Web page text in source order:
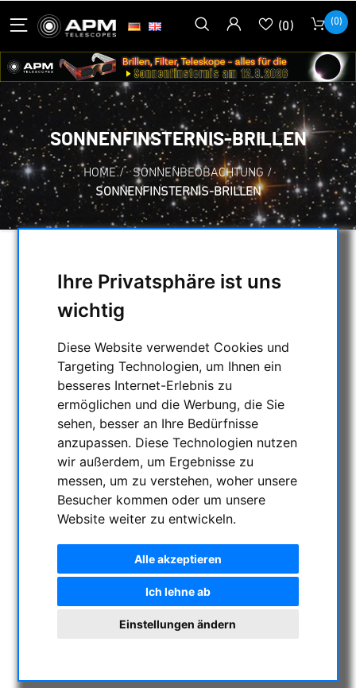
Ihre Privatsphäre ist uns
wichtig
Diese Website verwendet Cookies und
Targeting Technologien, um Ihnen ein
besseres Internet-Erlebnis zu
ermöglichen und die Werbung, die Sie
sehen, besser an Ihre Bedürfnisse
anzupassen. Diese Technologien nutzen
wir außerdem, um Ergebnisse zu
messen, um zu verstehen, woher unsere
Besucher kommen oder um unsere
Website weiter zu entwickeln.
Alle akzeptieren
Ich lehne ab
Einstellungen ändern
(0) (0)
SONNENFINSTERNIS-BRILLEN
HOME / SONNENBEOBACHTUNG /
SONNENFINSTERNIS-BRILLEN
NACHTSICHTGERÄTE , WÄRMEKAMERAS &
ENTFERNUNGSMESSER
AKTUELLE ANGEBOTE
ASTROPROFESSIONAL TELESCOPES
SECONDHAND & LAGERBESTAND
ASTROEINSTIEG
SONNENBEOBACHTUNG
Weisslicht Sonnenteleskope
H-alpha Teleskope